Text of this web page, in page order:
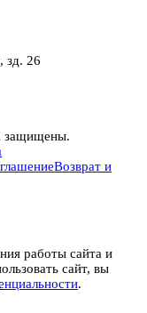
зд. 26
защищены.
Возврат и
работы сайта и
сайт, вы
.